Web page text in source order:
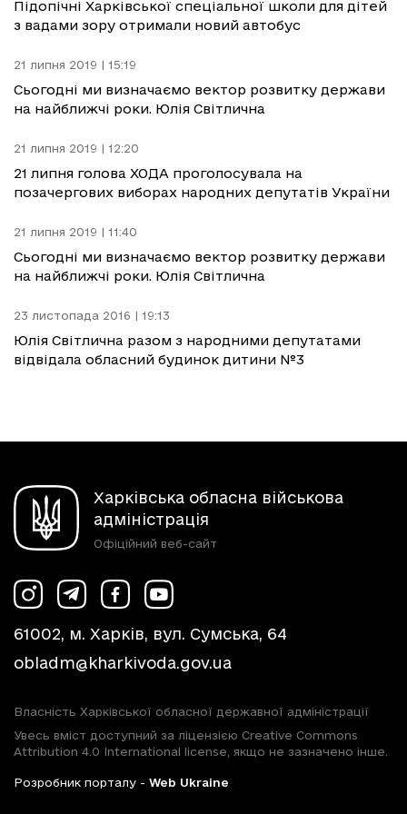
Підопічні Харківської спеціальної школи для дітей
з вадами зору отримали новий автобус
21 липня 2019 | 15:19
Сьогодні ми визначаємо вектор розвитку держави
на найближчі роки. Юлія Світлична
21 липня 2019 | 12:20
21 липня голова ХОДА проголосувала на
позачергових виборах народних депутатів України
21 липня 2019 | 11:40
Сьогодні ми визначаємо вектор розвитку держави
на найближчі роки. Юлія Світлична
23 листопада 2016 | 19:13
Юлія Світлична разом з народними депутатами
відвідала обласний будинок дитини №3
Харківська обласна військова
адміністрація
Офіційний веб-сайт
61002, м. Харків, вул. Сумська, 64
obladm@kharkivoda.gov.ua
Власність Харківської обласної державної адміністрації
Увесь вміст доступний за ліцензією Creative Commons
Attribution 4.0 International license, якщо не зазначено інше.
Розробник порталу - Web Ukraine